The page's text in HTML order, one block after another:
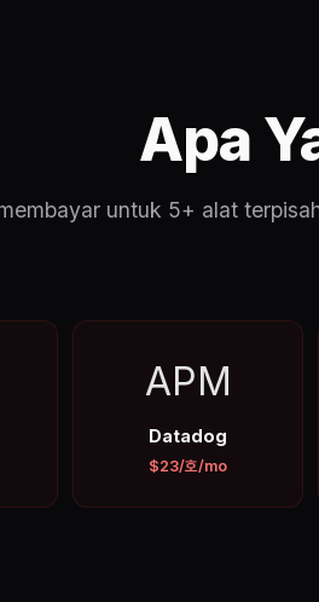
Apa
untuk 5+ alat
APM
Datadog
$23/호/mo